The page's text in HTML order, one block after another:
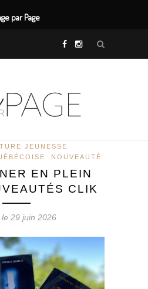
JEUNESSE
NOUVEAUTÉ
EN PLEIN
CLIK
le 29 juin 2026
par Page